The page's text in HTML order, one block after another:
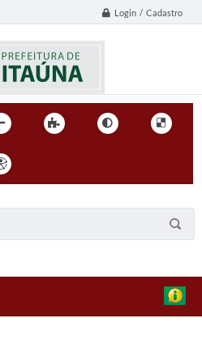
Login / Cadastro